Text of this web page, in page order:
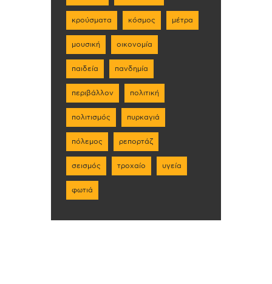
κρούσματα κόσμος μέτρα
μουσική οικονομία
παιδεία πανδημία
περιβάλλον πολιτική
πολιτισμός πυρκαγιά
πόλεμος ρεπορτάζ
σεισμός τροχαίο υγεία
φωτιά